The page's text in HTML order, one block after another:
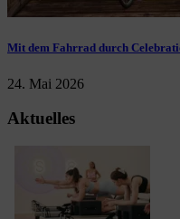
Mit dem Fahrrad durch
24. Mai 2026
Aktuelles